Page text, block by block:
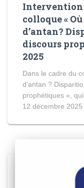
Intervention
colloque «
d’antan?
discours
2025
Dans le cadre du
d’antan ?
prophétiques »,
12 décembre